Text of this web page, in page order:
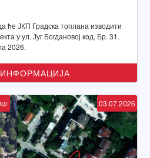
ће ЈКП Градска топлана изводити
у ул. Југ Богдановој код. Бр. 31.
2026.
03.07.2026